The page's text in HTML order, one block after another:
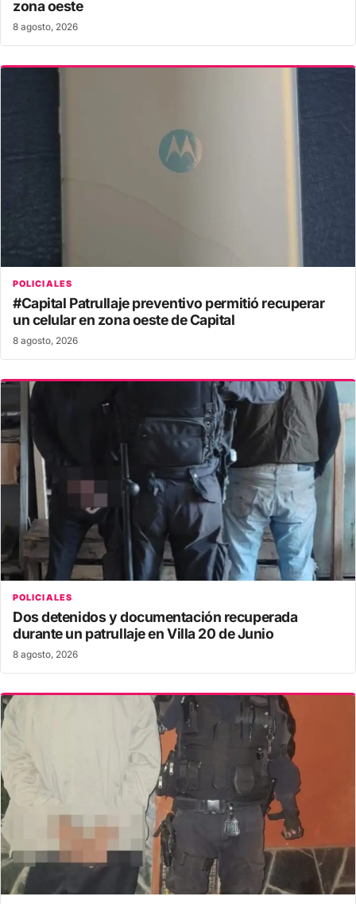
zona oeste
8 agosto, 2026
POLICIALES
#Capital Patrullaje preventivo permitió recuperar
un celular en zona oeste de Capital
8 agosto, 2026
POLICIALES
Dos detenidos y documentación recuperada
durante un patrullaje en Villa 20 de Junio
8 agosto, 2026